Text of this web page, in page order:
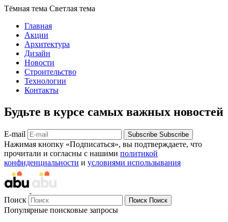
Тёмная тема Светлая тема
Главная
Акции
Архитектура
Дизайн
Новости
Строительство
Технологии
Контакты
Будьте в курсе самых важных новостей
E-mail Subscribe Subscribe
Нажимая кнопку «Подписаться», вы подтверждаете, что
прочитали и согласны с нашими политикой
конфиденциальности и условиями использывания
Поиск Поиск Поиск
Популярные поисковые запросы